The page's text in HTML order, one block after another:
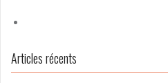
Articles récents